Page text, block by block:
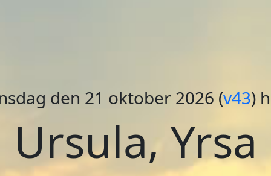
den 21 oktober 2026 (v43)
Ursula, Yrsa